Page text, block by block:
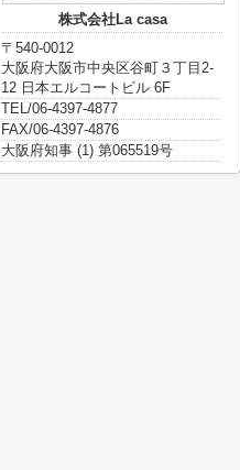
株式会社La casa
〒540-0012
大阪府大阪市中央区谷町３丁目2-
12 日本エルコートビル 6F
TEL/06-4397-4877
FAX/06-4397-4876
大阪府知事 (1) 第065519号